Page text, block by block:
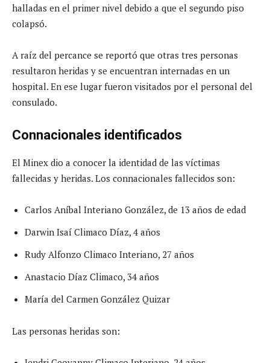
halladas en el primer nivel debido a que el segundo piso
colapsó.
A raíz del percance se reportó que otras tres personas
resultaron heridas y se encuentran internadas en un
hospital. En ese lugar fueron visitados por el personal del
consulado.
Connacionales identificados
El Minex dio a conocer la identidad de las víctimas
fallecidas y heridas. Los connacionales fallecidos son:
Carlos Aníbal Interiano González, de 13 años de edad
Darwin Isaí Climaco Díaz, 4 años
Rudy Alfonzo Climaco Interiano, 27 años
Anastacio Díaz Climaco, 34 años
María del Carmen González Quizar
Las personas heridas son: